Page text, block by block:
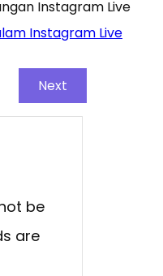
Instagram Live
Next
be
are